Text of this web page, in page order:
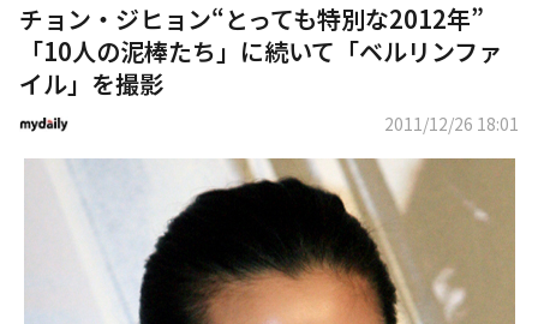
チョン・ジヒョン“とっても特別な2012年”
「10人の泥棒たち」に続いて「ベルリンファ
イル」を撮影
2011/12/26 18:01